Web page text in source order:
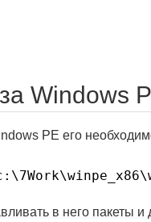
Windows
PE его
в него пакеты